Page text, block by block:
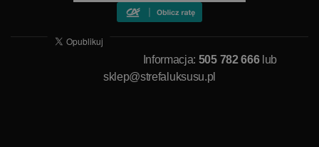
Informacja: 505 782 666lub
sklep@strefaluksusu.pl